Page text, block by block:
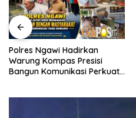
Perkuat
Peduli Warga di
Kemarau, Polsek
Kirim 8.000 Liter